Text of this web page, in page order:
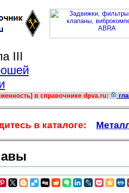
III
в справочнике dpva.ru:
в каталоге: